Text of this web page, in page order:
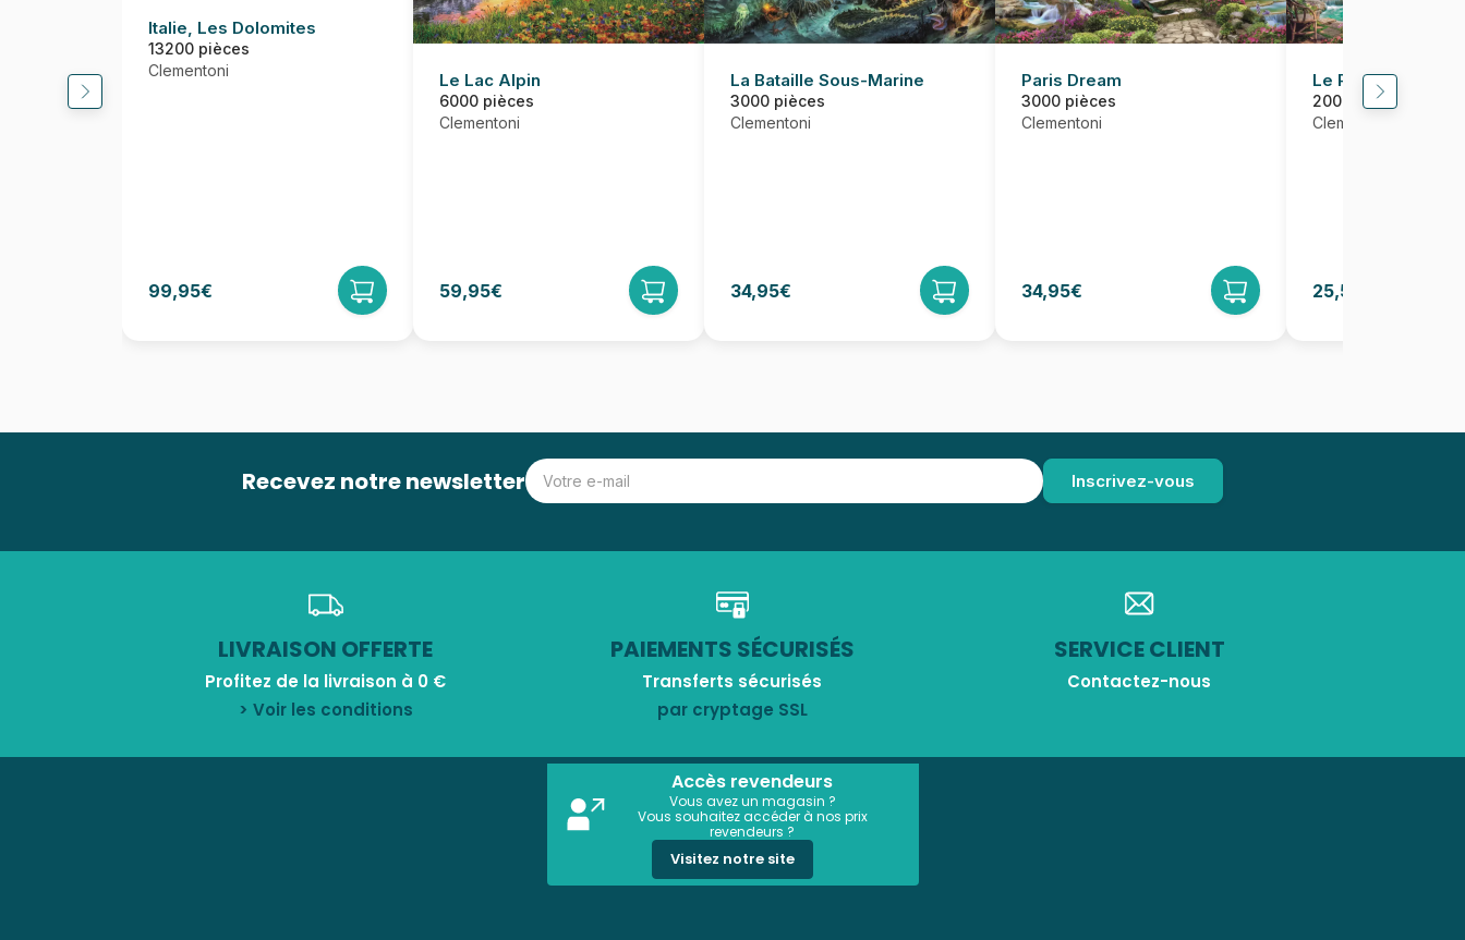
Italie, Les Dolomites
13200 pièces
Clementoni
99,95€
Le Lac Alpin
6000 pièces
Clementoni
59,95€
La Bataille Sous-Marine
3000 pièces
Clementoni
34,95€
Paris Dream
3000 pièces
Clementoni
34,95€
Le Paradis sur
2000 pièces
Clementoni
25,50€
Recevez notre newsletter
LIVRAISON OFFERTE
Profitez de la livraison à 0 €
> Voir les conditions
PAIEMENTS SÉCURISÉS
Transferts sécurisés
par cryptage SSL
SERVICE CLIENT
Contactez-nous
Accès revendeurs
Vous avez un magasin ?
Vous souhaitez accéder à nos prix
revendeurs ?
Visitez notre site